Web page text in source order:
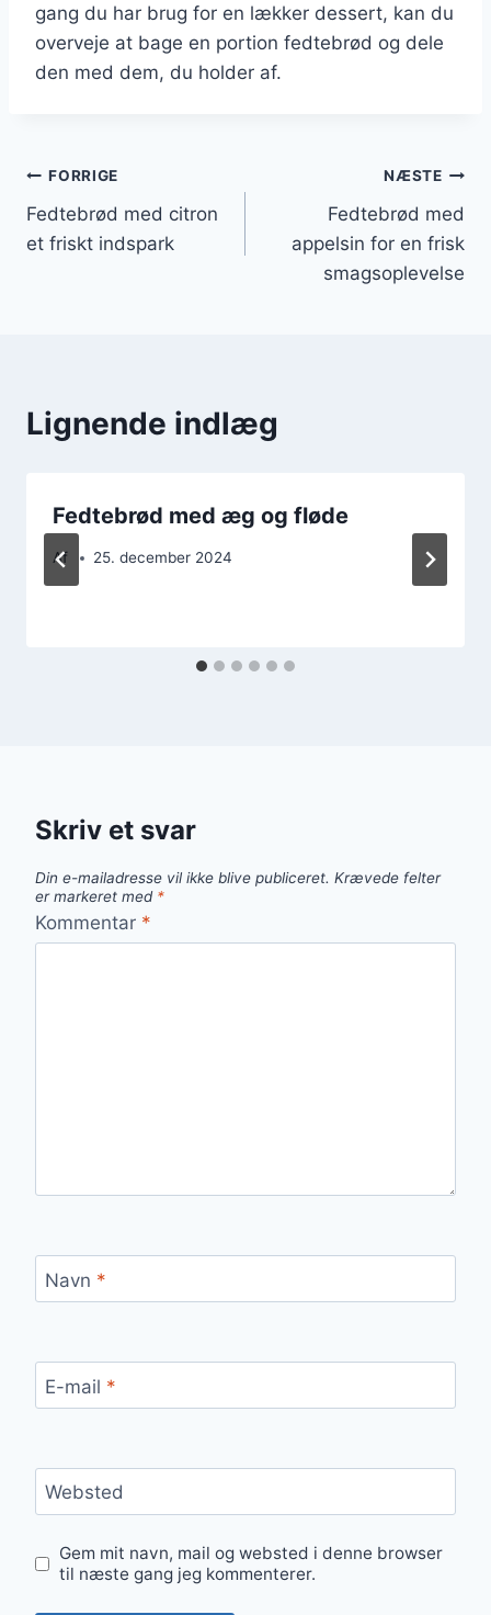
gang du har brug for en lækker dessert, kan du
overveje at bage en portion fedtebrød og dele
den med dem, du holder af.
Indlægsnavigation
FORRIGE
Fedtebrød med citron
et friskt indspark
NÆSTE
Fedtebrød med
appelsin for en frisk
smagsoplevelse
Lignende indlæg
Fedtebrød med æg og fløde
Af 25. december 2024
Skriv et svar
Din e-mailadresse vil ikke blive publiceret. Krævede felter
er markeret med *
Kommentar *
Navn *
E-mail *
Websted
Gem mit navn, mail og websted i denne browser
til næste gang jeg kommenterer.